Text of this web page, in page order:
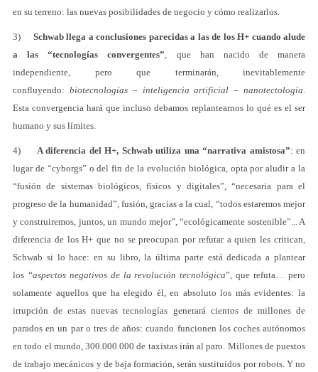
en su terreno: las nuevas posibilidades de negocio y cómo realizarlos.
3) Schwab llega a conclusiones parecidas a las de los H+ cuando alude
a las “tecnologías convergentes”, que han nacido de manera
independiente, pero que terminarán, inevitablemente
confluyendo: biotecnologías – inteligencia artificial – nanotectología.
Esta convergencia hará que incluso debamos replantearnos lo qué es el ser
humano y sus límites.
4) A diferencia del H+, Schwab utiliza una “narrativa amistosa”: en
lugar de “cyborgs” o del fin de la evolución biológica, opta por aludir a la
“fusión de sistemas biológicos, físicos y digitales”, “necesaria para el
progreso de la humanidad”, fusión, gracias a la cual, “todos estaremos mejor
y construiremos, juntos, un mundo mejor”, “ecológicamente sostenible”... A
diferencia de los H+ que no se preocupan por refutar a quien les critican,
Schwab si lo hace: en su libro, la última parte está dedicada a plantear
los “aspectos negativos de la revolución tecnológica”, que refuta… pero
solamente aquellos que ha elegido él, en absoluto los más evidentes: la
irrupción de estas nuevas tecnologías generará cientos de millones de
parados en un par o tres de años: cuando funcionen los coches autónomos
en todo el mundo, 300.000.000 de taxistas irán al paro. Millones de puestos
de trabajo mecánicos y de baja formación, serán sustituidos por robots. Y no